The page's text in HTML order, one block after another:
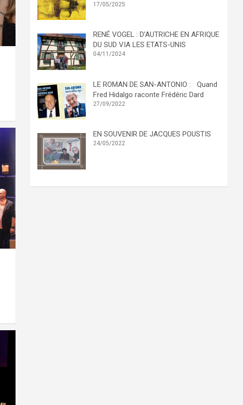
17/05/2025
RENÉ VOGEL : D’AUTRICHE EN AFRIQUE
DU SUD VIA LES ETATS-UNIS
04/11/2024
LE ROMAN DE SAN-ANTONIO : Quand
Fred Hidalgo raconte Frédéric Dard
27/09/2022
EN SOUVENIR DE JACQUES POUSTIS
24/05/2022